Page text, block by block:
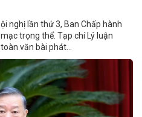
nghị lần thứ 3, Ban Chấp hành
trọng thể. Tạp chí Lý luận
văn bài phát...